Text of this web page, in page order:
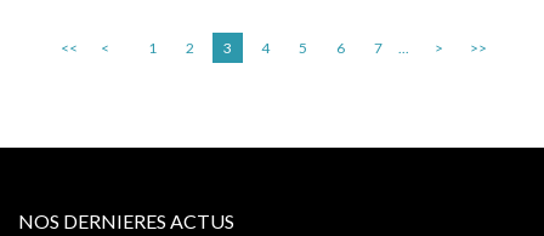
<< < 1 2 3 4 5 6 7 ... > >>
NOS DERNIERES ACTUS